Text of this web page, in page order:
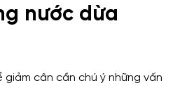
nước dừa
giảm cân cần chú ý những vấn